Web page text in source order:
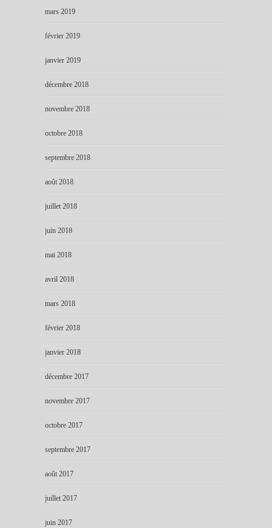
mars 2019
février 2019
janvier 2019
décembre 2018
novembre 2018
octobre 2018
septembre 2018
août 2018
juillet 2018
juin 2018
mai 2018
avril 2018
mars 2018
février 2018
janvier 2018
décembre 2017
novembre 2017
octobre 2017
septembre 2017
août 2017
juillet 2017
juin 2017